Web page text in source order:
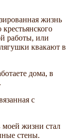
жизнь
работы, или
квакают в
дома, в
с
жизни стал
стены.